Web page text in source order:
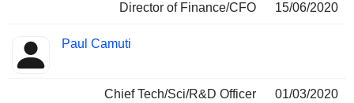
Director of Finance/CFO 15/06/2020
Paul Camuti
Chief Tech/Sci/R&D Officer 01/03/2020